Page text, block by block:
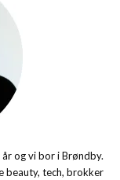
og vi bor i Brøndby.
beauty, tech, brokker